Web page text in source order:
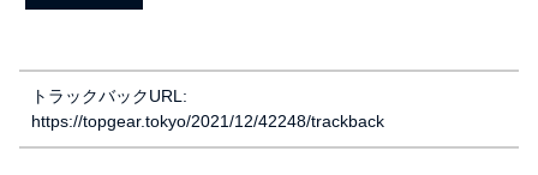
トラックバックURL:
https://topgear.tokyo/2021/12/42248/trackback